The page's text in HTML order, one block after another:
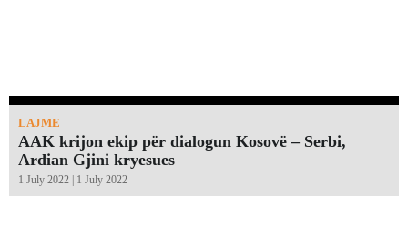
LAJME
AAK krijon ekip për dialogun Kosovë – Serbi,
Ardian Gjini kryesues
1 July 2022 | 1 July 2022